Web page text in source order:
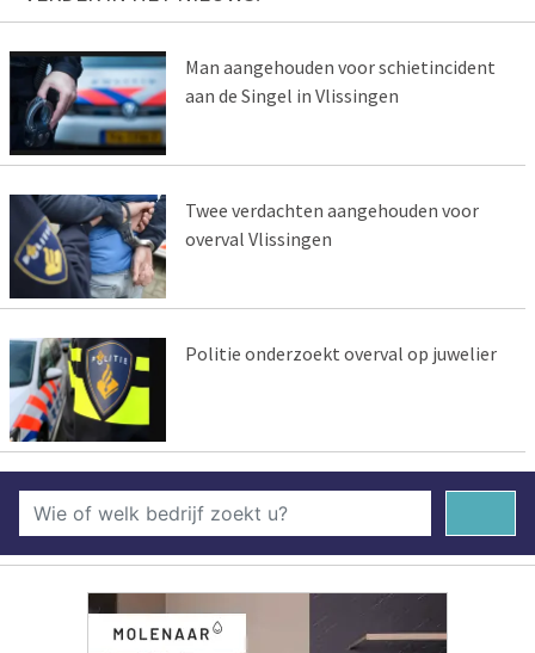
Man aangehouden voor schietincident
aan de Singel in Vlissingen
Twee verdachten aangehouden voor
overval Vlissingen
Politie onderzoekt overval op juwelier